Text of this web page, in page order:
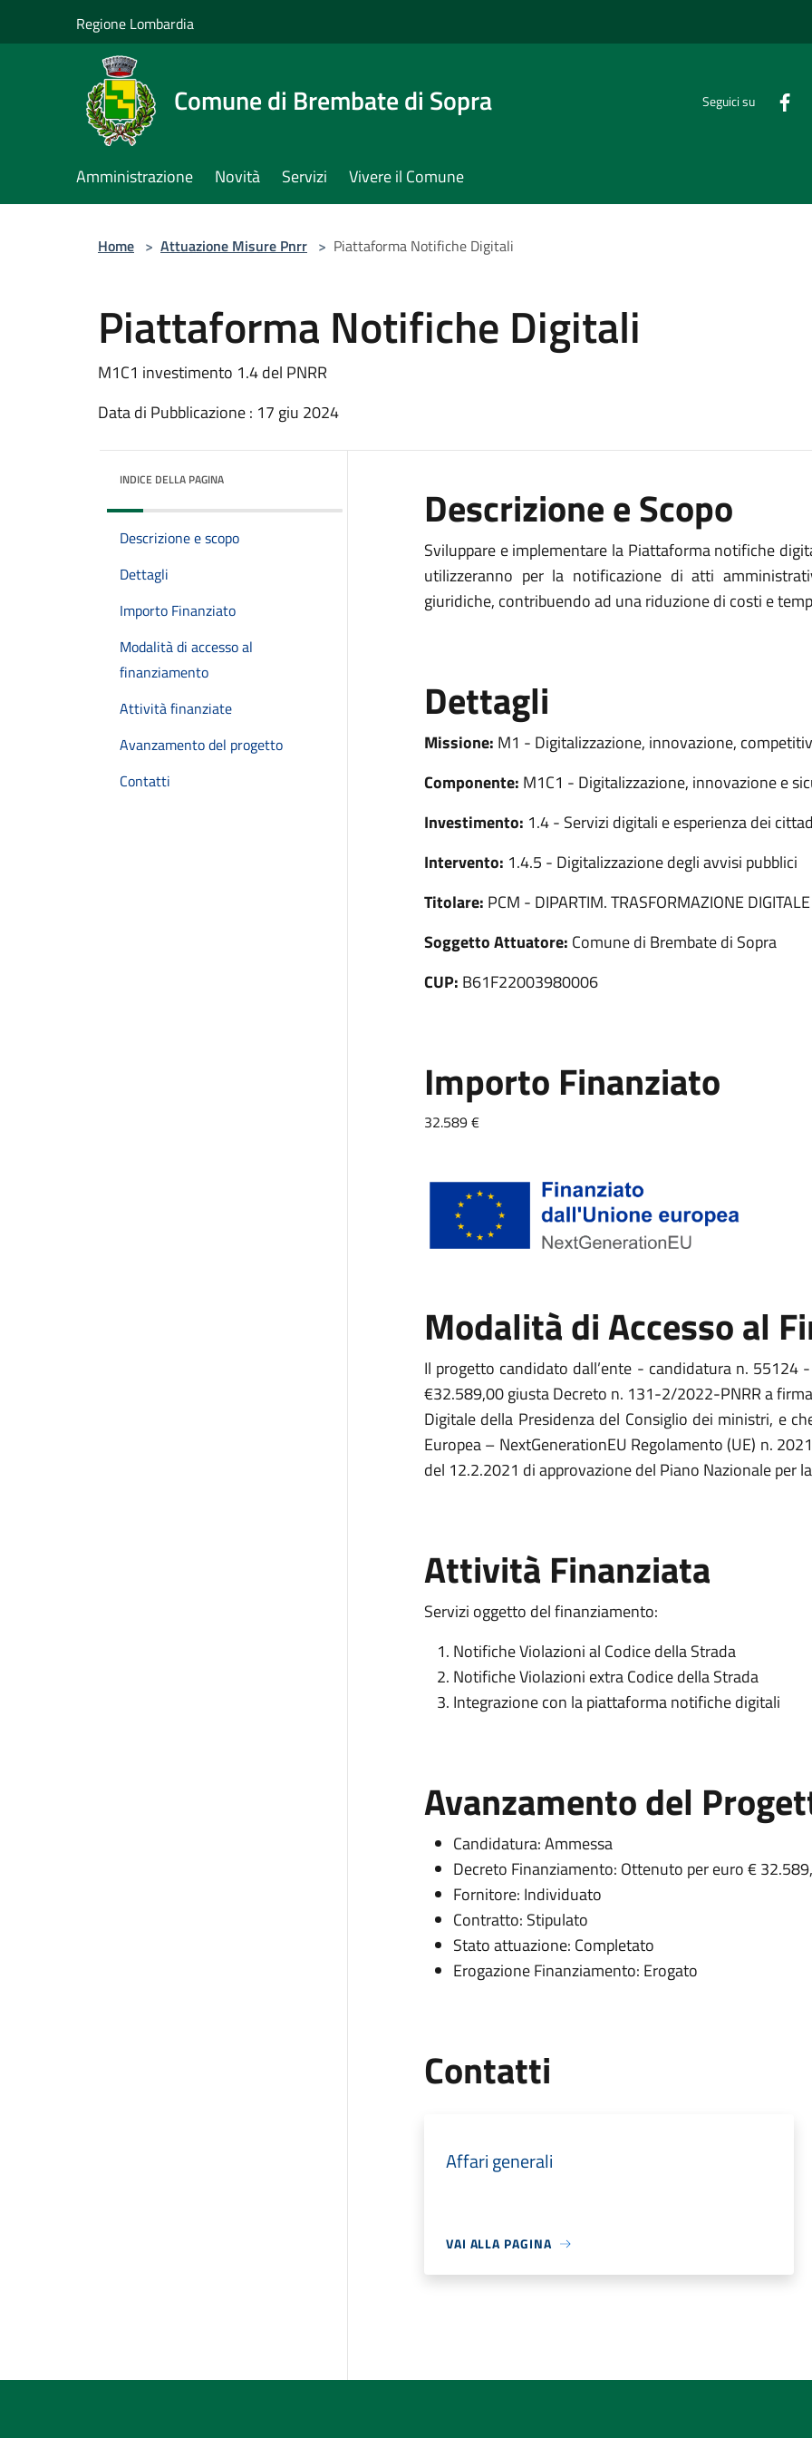
Regione Lombardia
Comune di Brembate di Sopra Seguici su
Amministrazione Novità Servizi Vivere il Comune
Home > Attuazione Misure Pnrr > Piattaforma Notifiche Digitali
Piattaforma Notifiche Digitali
M1C1 investimento 1.4 del PNRR
Data di Pubblicazione : 17 giu 2024
INDICE DELLA PAGINA
Descrizione e scopo
Dettagli
Importo Finanziato
Modalità di accesso al
finanziamento
Attività finanziate
Avanzamento del progetto
Contatti
Descrizione e Scopo
Sviluppare e implementare la Piattaforma notifiche
utilizzeranno per la notificazione di atti
giuridiche, contribuendo ad una riduzione di costi e
Dettagli
Missione: M1 - Digitalizzazione, innovazione,
Componente: M1C1 - Digitalizzazione, innovazione e
Investimento: 1.4 - Servizi digitali e esperienza dei
Intervento: 1.4.5 - Digitalizzazione degli avvisi pubblici
Titolare: PCM - DIPARTIM. TRASFORMAZIONE DIGITALE
Soggetto Attuatore: Comune di Brembate di Sopra
CUP: B61F22003980006
Importo Finanziato
32.589 €
Modalità di Accesso al
Il progetto candidato dall’ente - candidatura n.
€32.589,00 giusta Decreto n. 131-2/2022-PNRR a
Digitale della Presidenza del Consiglio dei ministri, e
Europea – NextGenerationEU Regolamento (UE) n.
del 12.2.2021 di approvazione del Piano Nazionale per
Attività Finanziata
Servizi oggetto del finanziamento:
Notifiche Violazioni al Codice della Strada
Notifiche Violazioni extra Codice della Strada
Integrazione con la piattaforma notifiche digitali
Avanzamento del
Candidatura: Ammessa
Decreto Finanziamento: Ottenuto per euro €
Fornitore: Individuato
Contratto: Stipulato
Stato attuazione: Completato
Erogazione Finanziamento: Erogato
Contatti
Affari generali
VAI ALLA PAGINA